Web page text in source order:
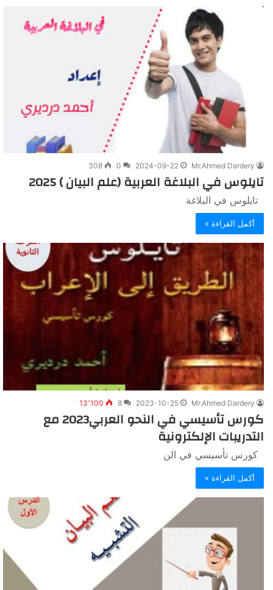
Mr.Ahmed Dardery
2024-09-22
0
308
تايلوس في البلاغة العربية (علم البيان ) 2025
تايلوس في البلاغة
أكمل القراءة »
Mr.Ahmed Dardery
2023-10-25
8 13٬100
كورس تأسيسي في النحو العربي2023 مع
التدريبات الإلكترونية
كورس تأسيسي في الن
أكمل القراءة »